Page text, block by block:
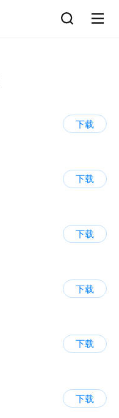
下载
下载
下载
下载
下载
下载